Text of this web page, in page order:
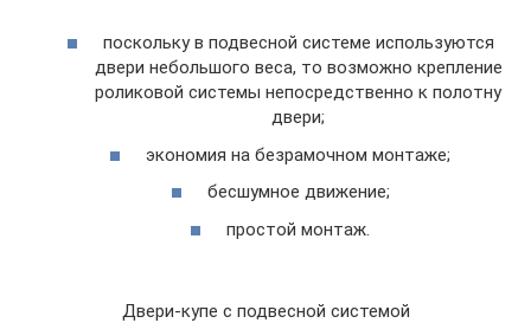
поскольку в подвесной системе используются
двери небольшого веса, то возможно крепление
роликовой системы непосредственно к полотну
двери;
экономия на безрамочном монтаже;
бесшумное движение;
простой монтаж.
Двери-купе с подвесной системой